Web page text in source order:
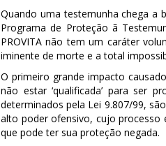
Quando uma testemunha chega a
Programa de Proteção ã
PROVITA não tem um caráter
iminente de morte e a total
O primeiro grande impacto
não estar ‘qualificada’ para ser
determinados pela Lei 9.807/99,
alto poder ofensivo, cujo processo
que pode ter sua proteção negada.